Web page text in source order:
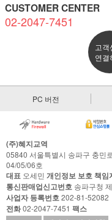
CUSTOMER CENTER
02-2047-7451
고객
연결
PC 버전
(주)혜지교역
05840 서울특별시 송파구 충민
04/05/06호
대표 오세민 개인정보 보호 책임
통신판매업신고번호 송파구청
사업자 등록번호202-81-52082
전화02-2047-7451 팩스